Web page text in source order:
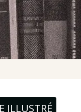
ILLUSTRÉ